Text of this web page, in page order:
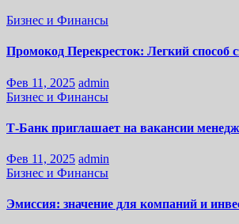
Бизнес и Финансы
Промокод Перекресток: Легкий способ
Фев 11, 2025 admin
Бизнес и Финансы
Т-Банк приглашает на вакансии
Фев 11, 2025 admin
Бизнес и Финансы
Эмиссия: значение для компаний и